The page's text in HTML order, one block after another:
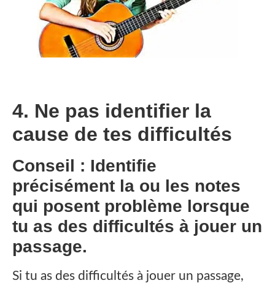
4. Ne pas identifier la
cause de tes difficultés
Conseil : Identifie
précisément la ou les notes
qui posent problème lorsque
tu as des difficultés à jouer un
passage.
Si tu as des difficultés à jouer un passage,